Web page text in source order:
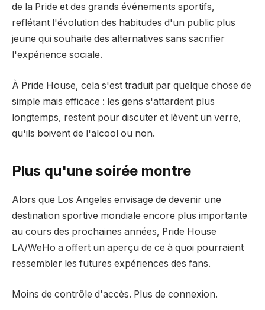
de la Pride et des grands événements sportifs,
reflétant l'évolution des habitudes d'un public plus
jeune qui souhaite des alternatives sans sacrifier
l'expérience sociale.
À Pride House, cela s'est traduit par quelque chose de
simple mais efficace : les gens s'attardent plus
longtemps, restent pour discuter et lèvent un verre,
qu'ils boivent de l'alcool ou non.
Plus qu'une soirée montre
Alors que Los Angeles envisage de devenir une
destination sportive mondiale encore plus importante
au cours des prochaines années, Pride House
LA/WeHo a offert un aperçu de ce à quoi pourraient
ressembler les futures expériences des fans.
Moins de contrôle d'accès. Plus de connexion.